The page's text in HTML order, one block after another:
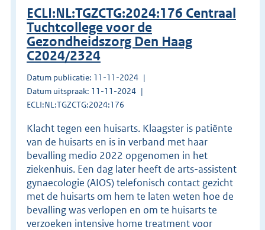
ECLI:NL:TGZCTG:2024:176 Centraal
Tuchtcollege voor de
Gezondheidszorg Den Haag
C2024/2324
Datum publicatie: 11-11-2024
Datum uitspraak: 11-11-2024
ECLI:NL:TGZCTG:2024:176
Klacht tegen een huisarts. Klaagster is patiënte
van de huisarts en is in verband met haar
bevalling medio 2022 opgenomen in het
ziekenhuis. Een dag later heeft de arts-assistent
gynaecologie (AIOS) telefonisch contact gezicht
met de huisarts om hem te laten weten hoe de
bevalling was verlopen en om te huisarts te
verzoeken intensive home treatment voor